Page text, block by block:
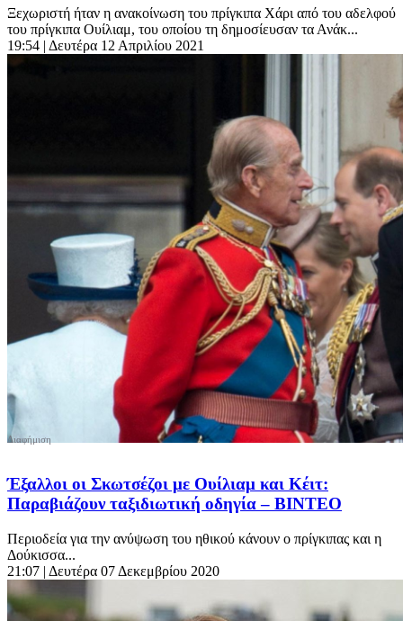
Ξεχωριστή ήταν η ανακοίνωση του πρίγκιπα Χάρι από του αδελφού
του πρίγκιπα Ουίλιαμ, του οποίου τη δημοσίευσαν τα Ανάκ...
19:54 | Δευτέρα 12 Απριλίου 2021
Έξαλλοι οι Σκωτσέζοι με Ουίλιαμ και Κέιτ:
Παραβιάζουν ταξιδιωτική οδηγία – ΒΙΝΤΕΟ
Περιοδεία για την ανύψωση του ηθικού κάνουν ο πρίγκιπας και η
Δούκισσα...
21:07 | Δευτέρα 07 Δεκεμβρίου 2020